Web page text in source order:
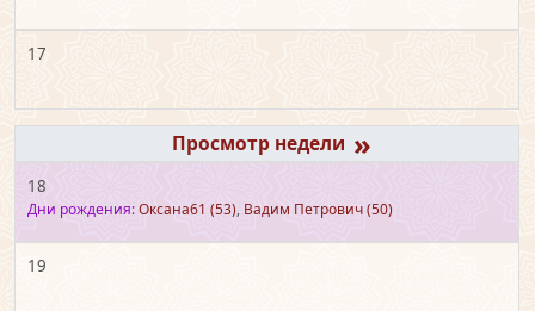
17
»
18
Дни рождения:Оксана61 (53), Вадим Петрович(50)
19